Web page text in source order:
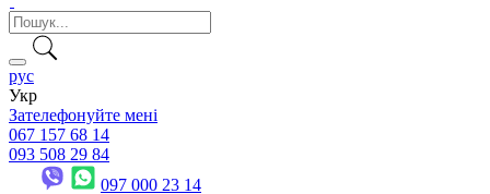
рус
Укр
Зателефонуйте мені
067 157 68 14
093 508 29 84
097 000 23 14